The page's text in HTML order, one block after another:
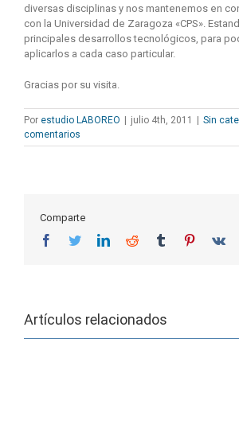
diversas disciplinas y nos mantenemos en
con la Universidad de Zaragoza «CPS».
principales desarrollos tecnológicos, para
aplicarlos a cada caso particular.
Gracias por su visita.
Por estudio LABOREO julio 4th, 2011 Sin
comentarios
Comparte
Facebook
TwitterLinkedInReddit Tumblr Pinterest
Vk
Artículos relacionados